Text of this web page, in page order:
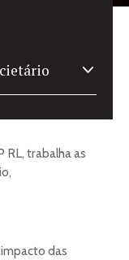
RL, trabalha as
das